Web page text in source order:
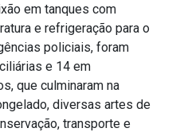
em tanques com
e refrigeração para o
policiais, foram
e 14 em
que culminaram na
diversas artes de
transporte e